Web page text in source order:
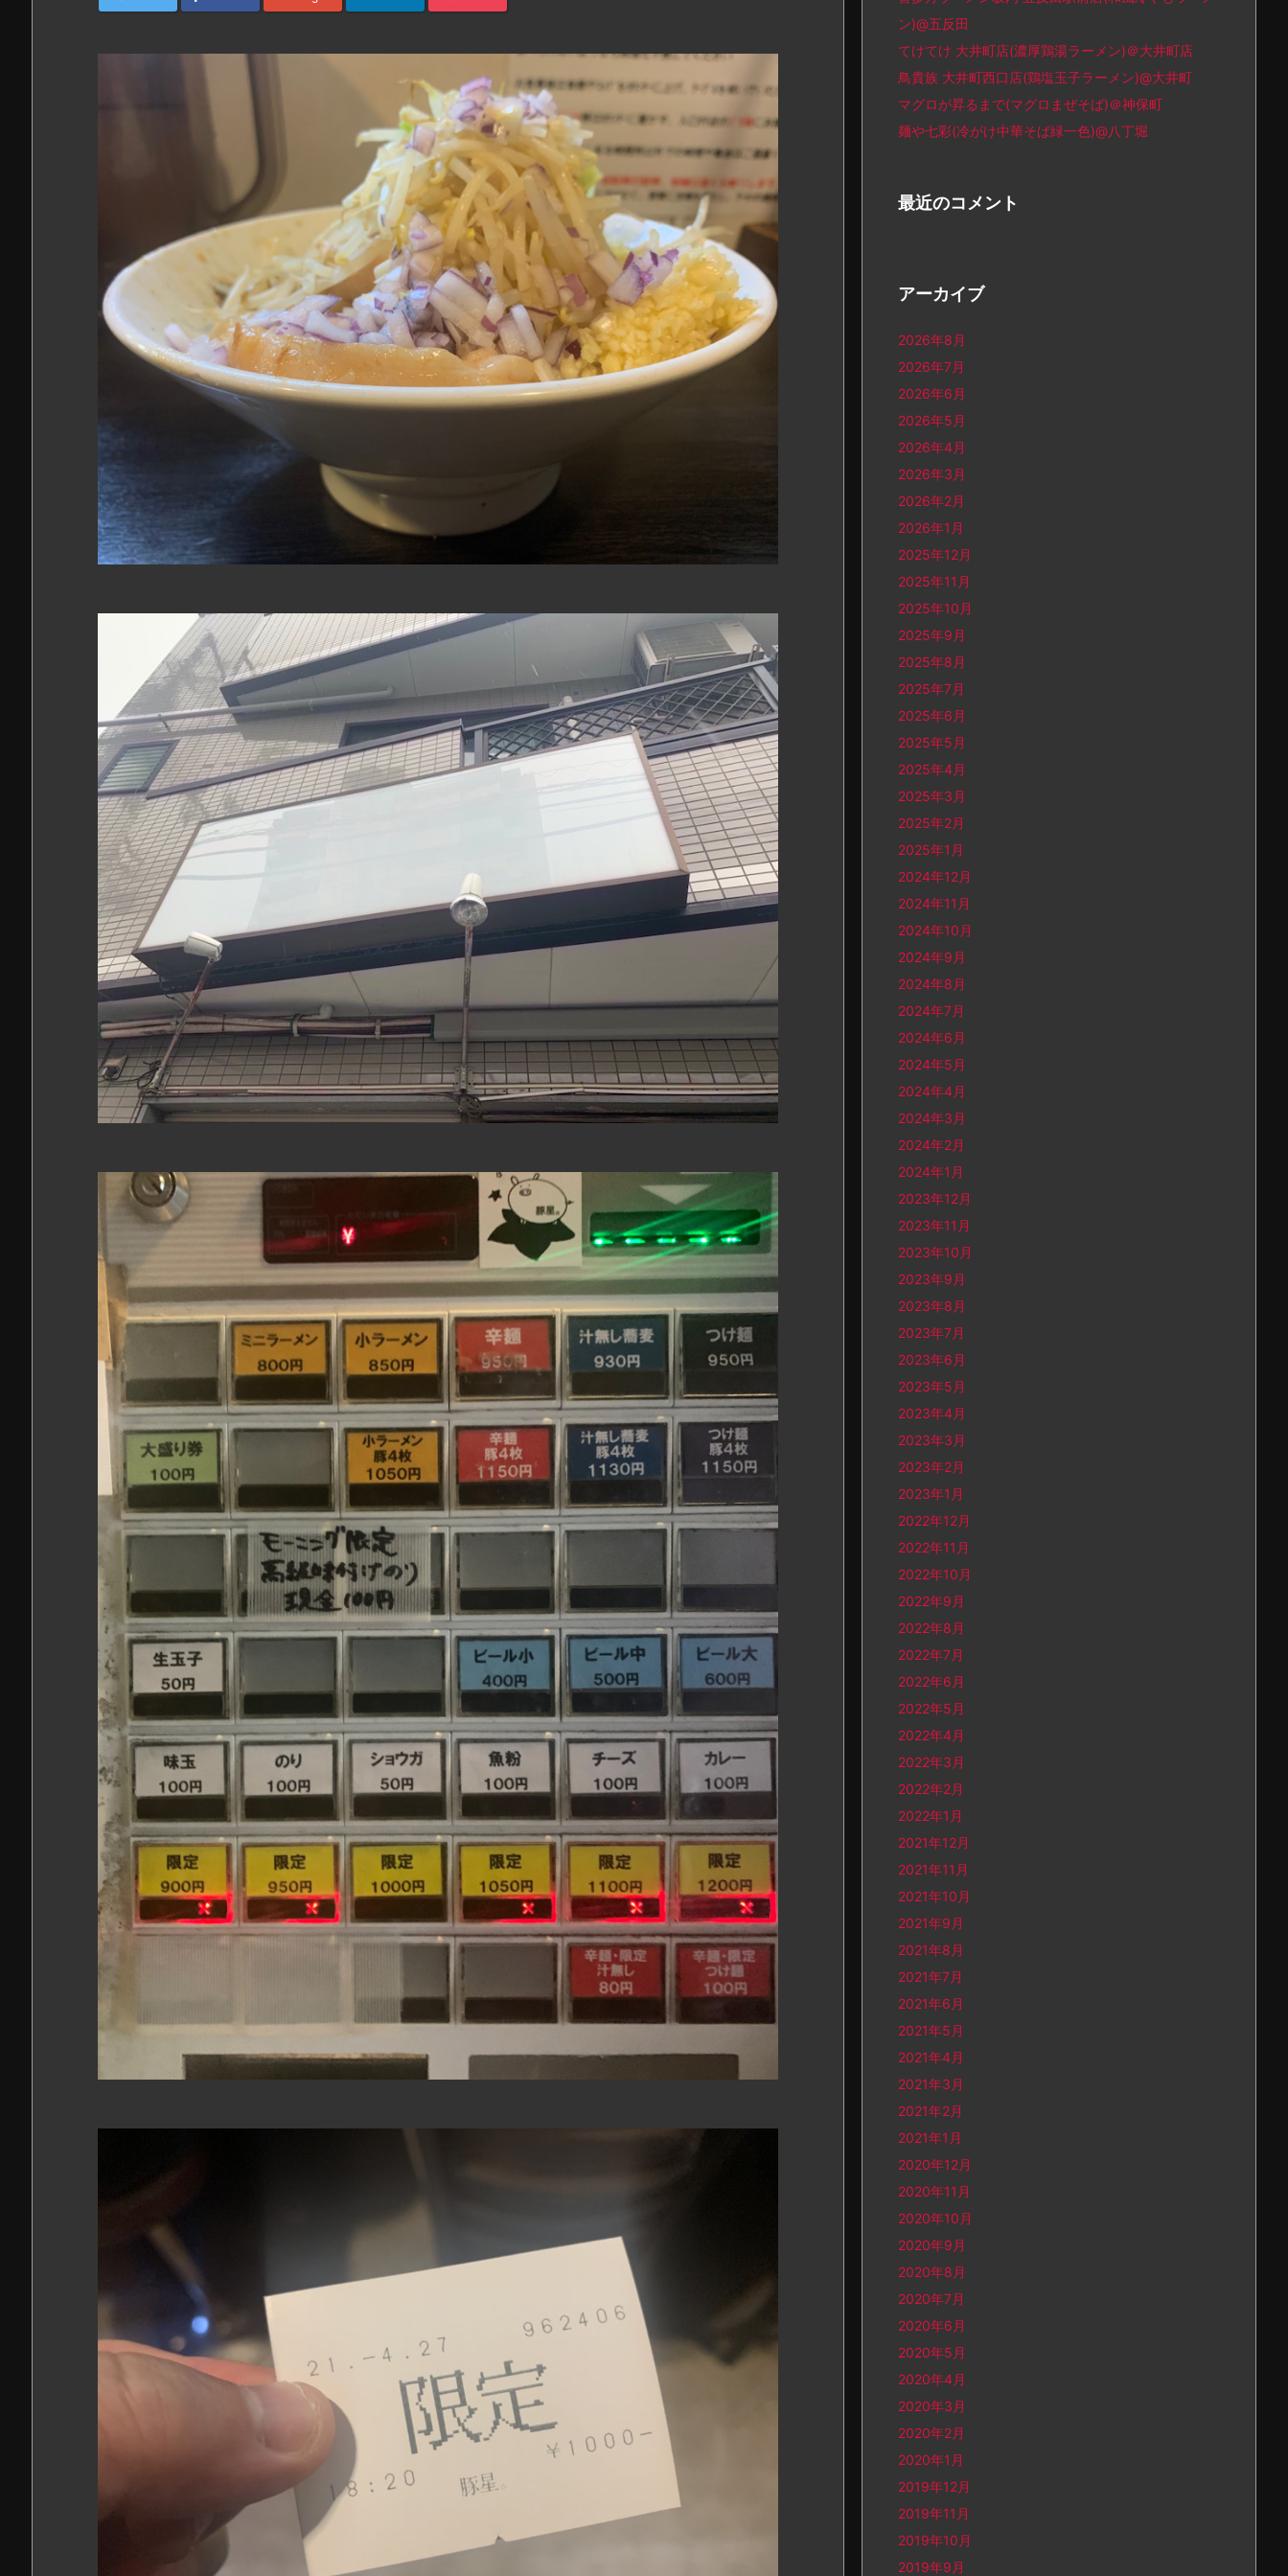
ン)@五反田
てけてけ 大井町店(濃厚鶏湯ラーメン)＠大井町店
鳥貴族 大井町西口店(鶏塩玉子ラーメン)@大井町
マグロが昇るまで(マグロまぜそば)＠神保町
麺や七彩(冷がけ中華そば緑一色)@八丁堀
最近のコメント
アーカイブ
2026年8月
2026年7月
2026年6月
2026年5月
2026年4月
2026年3月
2026年2月
2026年1月
2025年12月
2025年11月
2025年10月
2025年9月
2025年8月
2025年7月
2025年6月
2025年5月
2025年4月
2025年3月
2025年2月
2025年1月
2024年12月
2024年11月
2024年10月
2024年9月
2024年8月
2024年7月
2024年6月
2024年5月
2024年4月
2024年3月
2024年2月
2024年1月
2023年12月
2023年11月
2023年10月
2023年9月
2023年8月
2023年7月
2023年6月
2023年5月
2023年4月
2023年3月
2023年2月
2023年1月
2022年12月
2022年11月
2022年10月
2022年9月
2022年8月
2022年7月
2022年6月
2022年5月
2022年4月
2022年3月
2022年2月
2022年1月
2021年12月
2021年11月
2021年10月
2021年9月
2021年8月
2021年7月
2021年6月
2021年5月
2021年4月
2021年3月
2021年2月
2021年1月
2020年12月
2020年11月
2020年10月
2020年9月
2020年8月
2020年7月
2020年6月
2020年5月
2020年4月
2020年3月
2020年2月
2020年1月
2019年12月
2019年11月
2019年10月
2019年9月